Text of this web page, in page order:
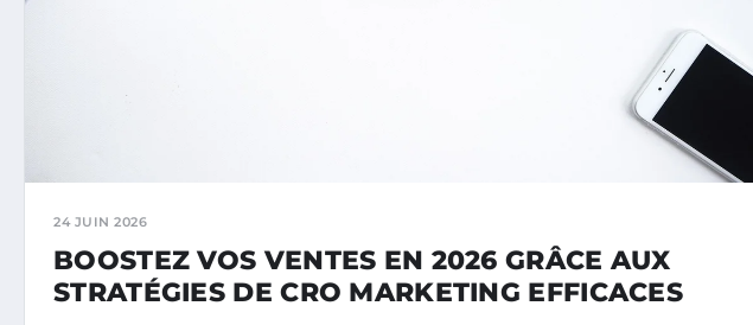
24 JUIN 2026
BOOSTEZ VOS VENTES EN 2026 GRÂCE AUX
STRATÉGIES DE CRO MARKETING EFFICACES